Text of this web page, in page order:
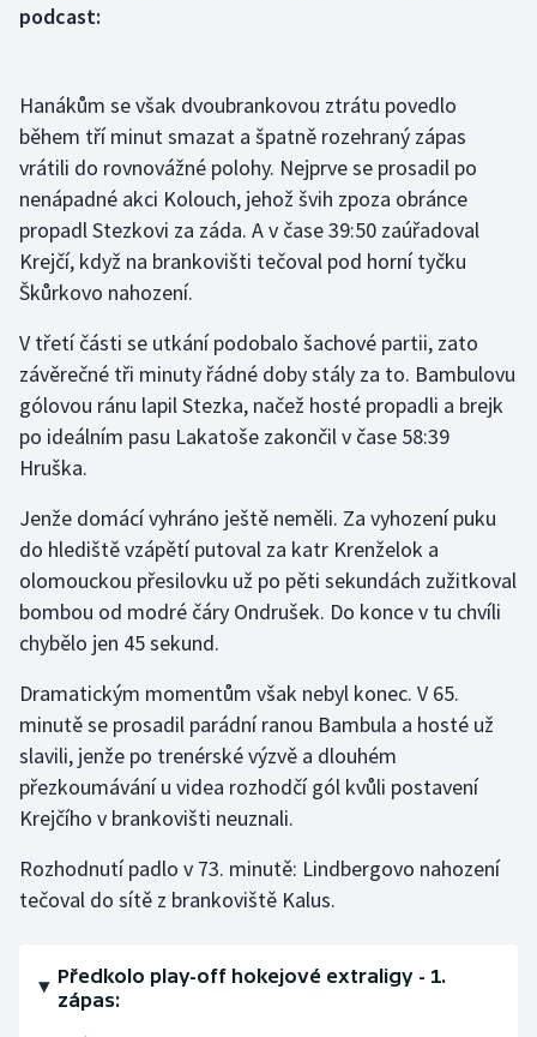
Veslování
Vodní slalom
Volejbal
Ostatní
podcast:
Hanákům se však dvoubrankovou ztrátu povedlo
během tří minut smazat a špatně rozehraný zápas
vrátili do rovnovážné polohy. Nejprve se prosadil po
nenápadné akci Kolouch, jehož švih zpoza obránce
propadl Stezkovi za záda. A v čase 39:50 zaúřadoval
Krejčí, když na brankovišti tečoval pod horní tyčku
Škůrkovo nahození.
V třetí části se utkání podobalo šachové partii, zato
závěrečné tři minuty řádné doby stály za to. Bambulovu
gólovou ránu lapil Stezka, načež hosté propadli a brejk
po ideálním pasu Lakatoše zakončil v čase 58:39
Hruška.
Jenže domácí vyhráno ještě neměli. Za vyhození puku
do hlediště vzápětí putoval za katr Krenželok a
olomouckou přesilovku už po pěti sekundách zužitkoval
bombou od modré čáry Ondrušek. Do konce v tu chvíli
chybělo jen 45 sekund.
Dramatickým momentům však nebyl konec. V 65.
minutě se prosadil parádní ranou Bambula a hosté už
slavili, jenže po trenérské výzvě a dlouhém
přezkoumávání u videa rozhodčí gól kvůli postavení
Krejčího v brankovišti neuznali.
Rozhodnutí padlo v 73. minutě: Lindbergovo nahození
tečoval do sítě z brankoviště Kalus.
Předkolo play-off hokejové extraligy - 1.
zápas: